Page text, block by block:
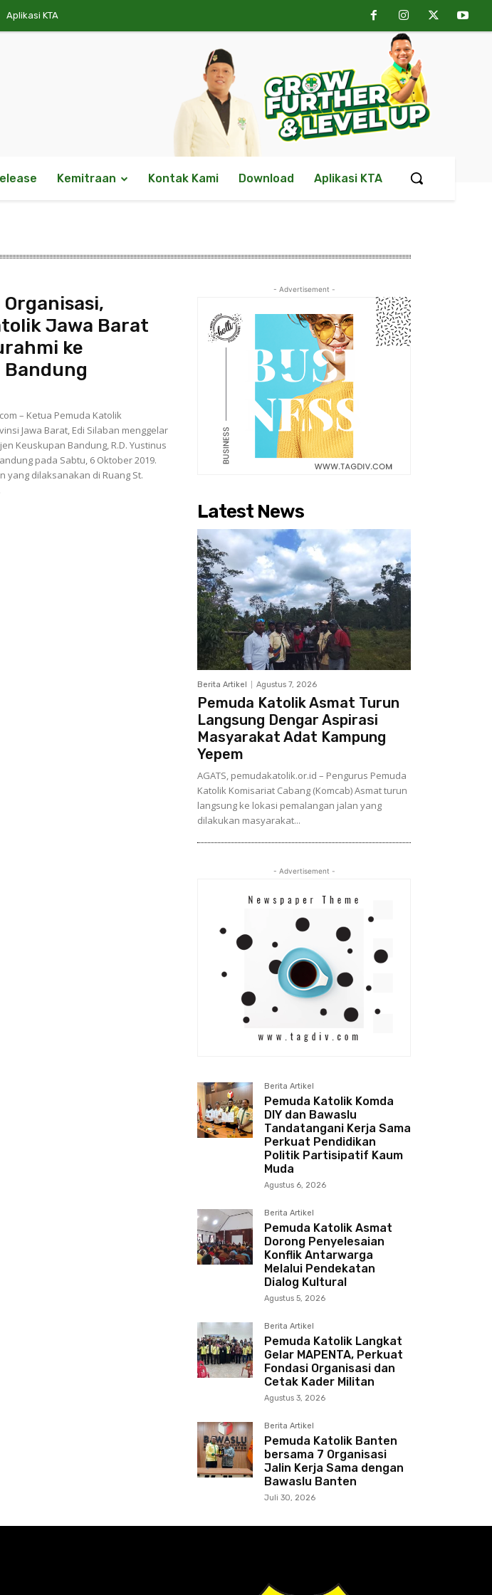
Aplikasi KTA
Kemitraan Kontak Kami Download Aplikasi KTA
Jawa Barat
ke
Bandung
– Ketua Pemuda Katolik
Jawa Barat, Edi Silaban menggelar
Keuskupan Bandung, R.D. Yustinus
pada Sabtu, 6 Oktober 2019.
yang dilaksanakan di Ruang St.
- Advertisement -
Latest News
Berita Artikel Agustus 7, 2026
Pemuda Katolik Asmat Turun
Langsung Dengar Aspirasi
Masyarakat Adat Kampung
Yepem
AGATS, pemudakatolik.or.id – Pengurus Pemuda
Katolik Komisariat Cabang (Komcab) Asmat turun
langsung ke lokasi pemalangan jalan yang
dilakukan masyarakat...
- Advertisement -
Berita Artikel
Pemuda Katolik Komda
DIY dan Bawaslu
Tandatangani Kerja Sama
Perkuat Pendidikan
Politik Partisipatif Kaum
Muda
Agustus 6, 2026
Berita Artikel
Pemuda Katolik Asmat
Dorong Penyelesaian
Konflik Antarwarga
Melalui Pendekatan
Dialog Kultural
Agustus 5, 2026
Berita Artikel
Pemuda Katolik Langkat
Gelar MAPENTA, Perkuat
Fondasi Organisasi dan
Cetak Kader Militan
Agustus 3, 2026
Berita Artikel
Pemuda Katolik Banten
bersama 7 Organisasi
Jalin Kerja Sama dengan
Bawaslu Banten
Juli 30, 2026